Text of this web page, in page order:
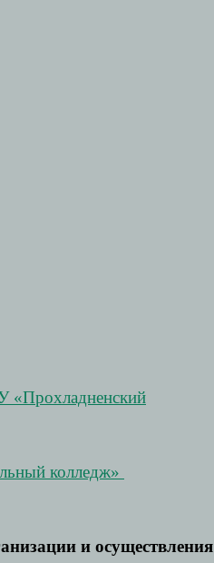
«Прохладненский
колледж»
и осуществления